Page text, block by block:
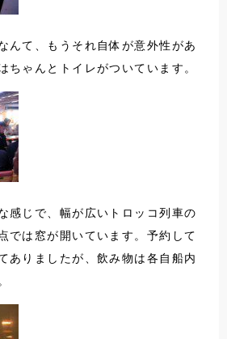
んて、もうそれ自体が意外性があ
ちゃんとトイレがついています。
感じで、幅が広いトロッコ列車の
では窓が開いています。予約して
ありましたが、飲み物は各自船内